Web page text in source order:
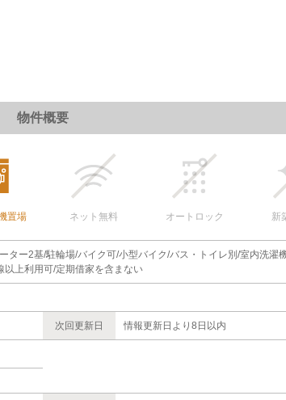
物件概要
置場 ネット無料 オートロック 新
ター2基/駐輪場/バイク可/小型バイク/バス・トイレ別/室内洗濯
以上利用可/定期借家を含まない
次回更新日 情報更新日より8日以内